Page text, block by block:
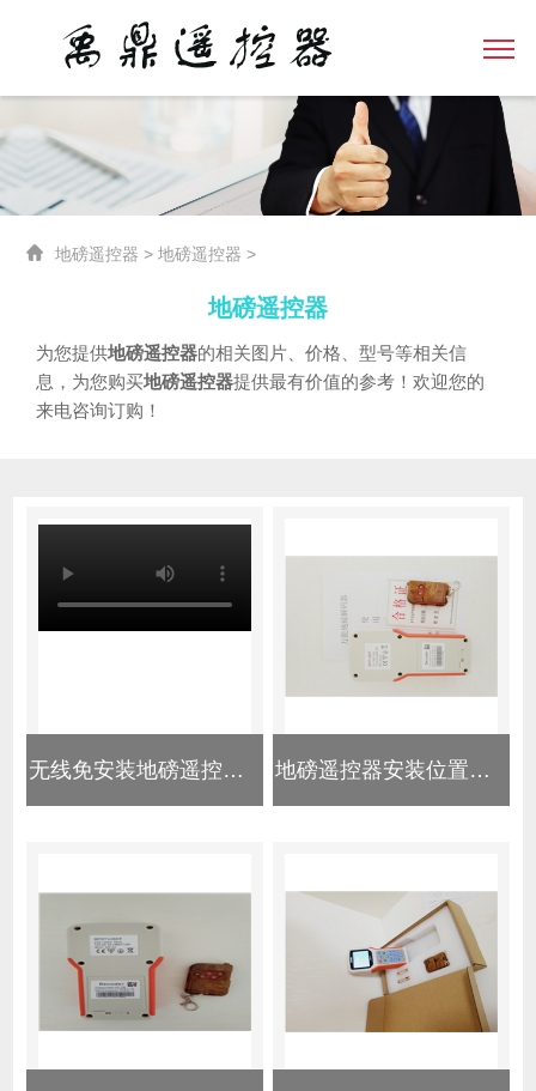
地磅遥控器 >地磅遥控器 >
地磅遥控器
为您提供地磅遥控器的相关图片、价格、型号等相关信
息，为您购买地磅遥控器提供最有价值的参考！欢迎您的
来电咨询订购！
无线免安装地磅遥控器操作视频 地磅遥控器安装位置揭秘：隐蔽点与排查方法